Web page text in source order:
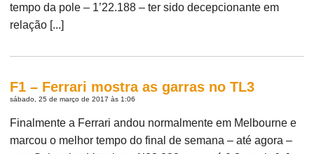
tempo da pole – 1’22.188 – ter sido decepcionante em
relação [...]
F1 – Ferrari mostra as garras no TL3
sábado, 25 de março de 2017 às 1:06
Finalmente a Ferrari andou normalmente em Melbourne e
marcou o melhor tempo do final de semana – até agora –